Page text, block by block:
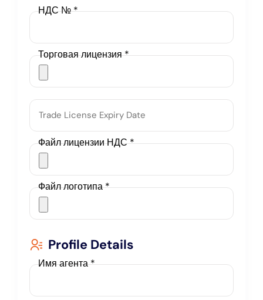
НДС № *
Торговая лицензия*
Файл лицензии НДС*
Файл логотипа*
Profile Details
Имя агента *